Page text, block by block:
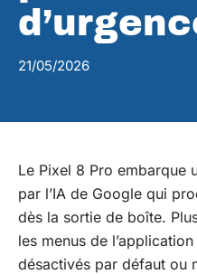
21/05/2026
Le Pixel 8 Pro embarque
par l’IA de Google qui
dès la sortie de boîte.
les menus de
désactivés par défaut ou